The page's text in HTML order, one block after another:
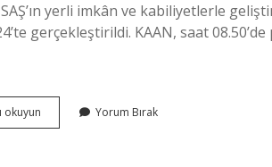
yerli imkân ve kabiliyetlerle
gerçekleştirildi. KAAN, saat
okuyun
Ve
Yorum Bırak